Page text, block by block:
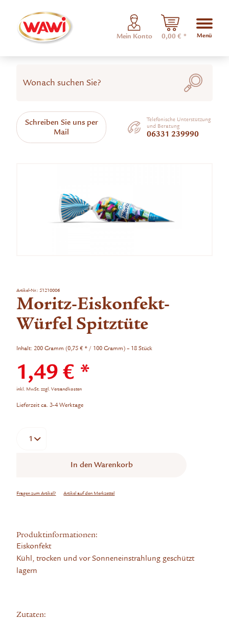
Mein Konto 0,00 € * Menü
Schreiben Sie uns per
Mail
Telefonische Unterstützung
und Beratung
06331 239990
Artikel-Nr.:51210006
Moritz-Eiskonfekt-
Würfel Spitztüte
Inhalt:200 Gramm (0,75 € * / 100 Gramm) – 18 Stück
1,49 € *
inkl. MwSt.zzgl. Versandkosten
Lieferzeit ca. 3-4 Werktage
In den Warenkorb
Fragen zum Artikel? Artikel auf den Merkzettel
Produktinformationen:
Eiskonfekt
Kühl, trocken und vor Sonneneinstrahlung geschützt
lagern
Zutaten: